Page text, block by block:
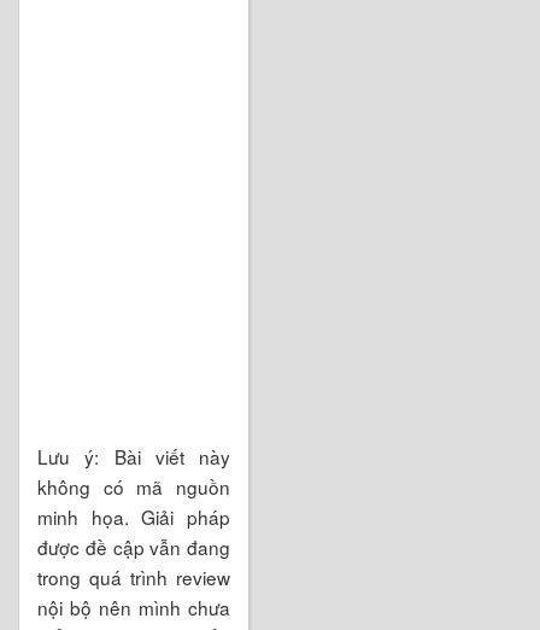
Lưu ý: Bài viết này
không có mã nguồn
minh họa. Giải pháp
được đề cập vẫn đang
trong quá trình review
nội bộ nên mình chưa